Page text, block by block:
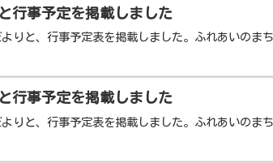
行事予定を掲載しました
りと、行事予定表を掲載しました。ふれあいのま
行事予定を掲載しました
りと、行事予定表を掲載しました。ふれあいのま